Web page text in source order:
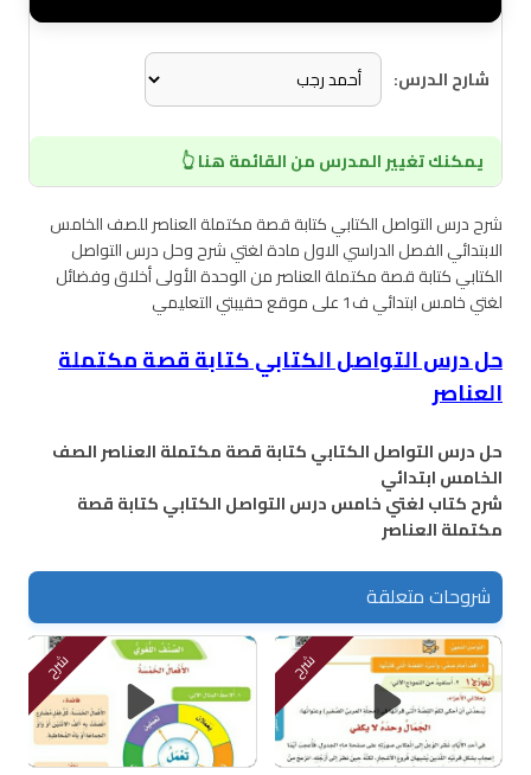
شارح الدرس:
يمكنك تغيير المدرس من القائمة هنا 👆
شرح درس التواصل الكتابي كتابة قصة مكتملة العناصر للصف الخامس
الابتدائي الفصل الدراسي الاول مادة لغتي شرح وحل درس التواصل
الكتابي كتابة قصة مكتملة العناصر من الوحدة الأولى أخلاق وفضائل
لغتي خامس ابتدائي ف1 على موقع حقيبتي التعليمي
حل درس التواصل الكتابي كتابة قصة مكتملة
العناصر
حل درس التواصل الكتابي كتابة قصة مكتملة العناصر الصف
الخامس ابتدائي
شرح كتاب لغتي خامس درس التواصل الكتابي كتابة قصة
مكتملة العناصر
شروحات متعلقة
شرح شرح